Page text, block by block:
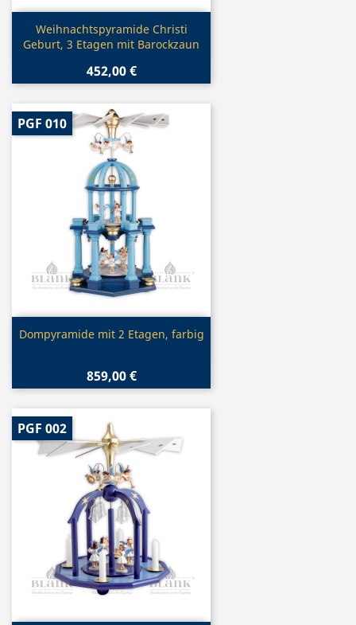
Vorschau
Weihnachtspyramide Christi
Geburt, 3 Etagen mit Barockzaun
452,00 €
Vorschau
Dompyramide mit 2 Etagen, farbig
859,00 €
PGF 010
PGF 002